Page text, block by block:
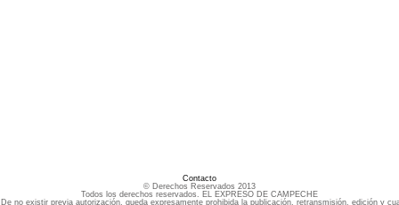
Contacto
© Derechos Reservados 2013
Todos los derechos reservados. EL EXPRESO DE CAMPECHE
no existir previa autorización, queda expresamente prohibida la publicación, retransmisión, edición y